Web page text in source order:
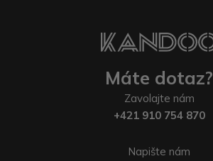
Máte dotaz?
Zavolajte nám
+421 910 754 870
Napište nám